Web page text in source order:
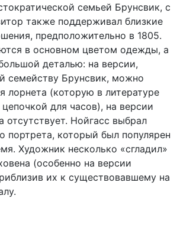
семьей Брунсвик, с
также поддерживал близкие
предположительно в 1805.
в основном цветом одежды, а
деталью: на версии,
семейству Брунсвик, можно
лорнета (которую в литературе
для часов), на версии
отсутствует. Нойгасс выбрал
портрета, который был популярен
Художник несколько «сгладил»
(особенно на версии
их к существовавшему на